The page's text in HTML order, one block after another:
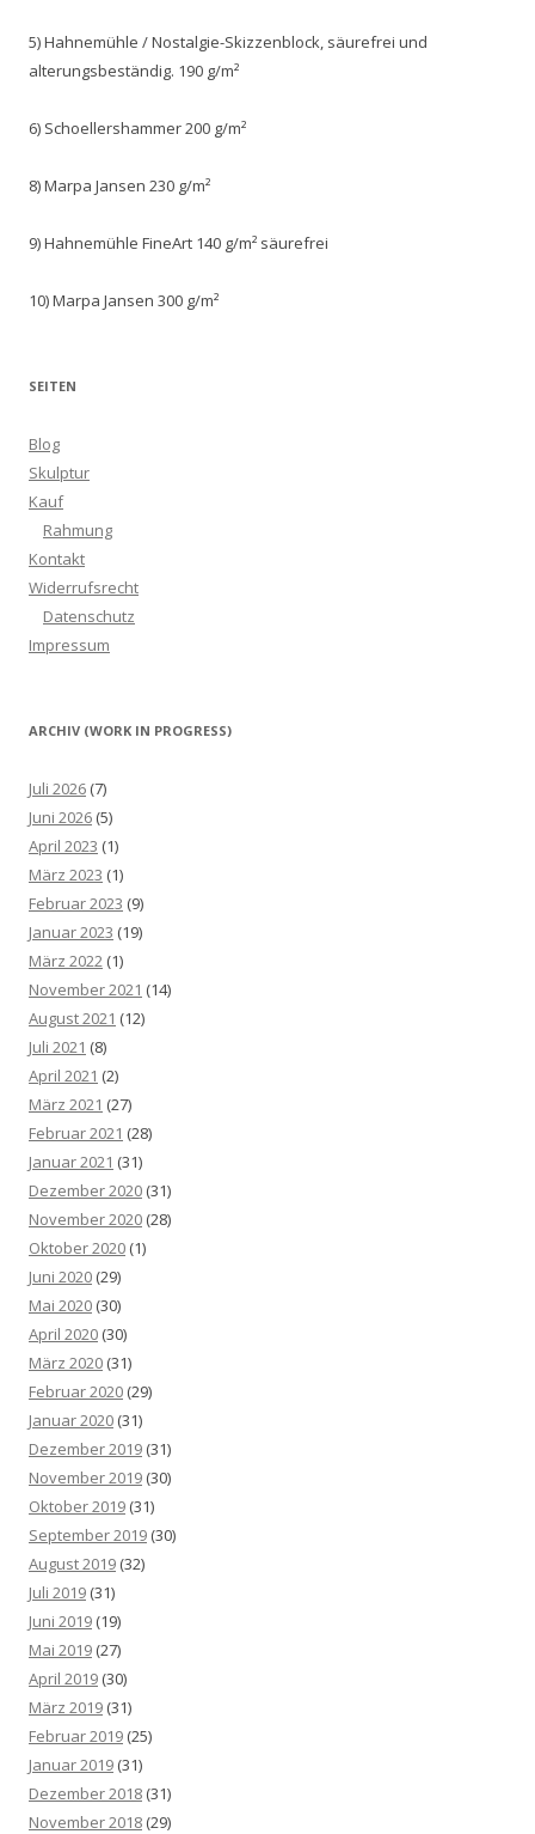
5) Hahnemühle / Nostalgie-Skizzenblock, säurefrei und
alterungsbeständig. 190 g/m²
6) Schoellershammer 200 g/m²
8) Marpa Jansen 230 g/m²
9) Hahnemühle FineArt 140 g/m² säurefrei
10) Marpa Jansen 300 g/m²
SEITEN
Blog
Skulptur
Kauf
Rahmung
Kontakt
Widerrufsrecht
Datenschutz
Impressum
ARCHIV (WORK IN PROGRESS)
Juli 2026 (7)
Juni 2026 (5)
April 2023 (1)
März 2023 (1)
Februar 2023 (9)
Januar 2023 (19)
März 2022 (1)
November 2021 (14)
August 2021 (12)
Juli 2021 (8)
April 2021 (2)
März 2021 (27)
Februar 2021 (28)
Januar 2021 (31)
Dezember 2020 (31)
November 2020 (28)
Oktober 2020 (1)
Juni 2020 (29)
Mai 2020 (30)
April 2020 (30)
März 2020 (31)
Februar 2020 (29)
Januar 2020 (31)
Dezember 2019 (31)
November 2019 (30)
Oktober 2019 (31)
September 2019 (30)
August 2019 (32)
Juli 2019 (31)
Juni 2019 (19)
Mai 2019 (27)
April 2019 (30)
März 2019 (31)
Februar 2019 (25)
Januar 2019 (31)
Dezember 2018 (31)
November 2018 (29)